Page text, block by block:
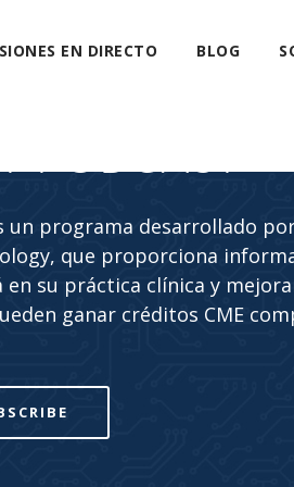
EN DIRECTO BLOG
PODCAST
un programa desarrollado
que proporciona
en su práctica clínica y
ganar créditos CME